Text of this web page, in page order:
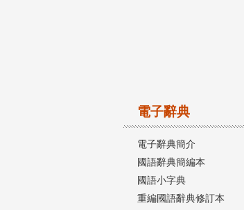
電子辭典
電子辭典簡介
國語辭典簡編本
國語小字典
重編國語辭典修訂本